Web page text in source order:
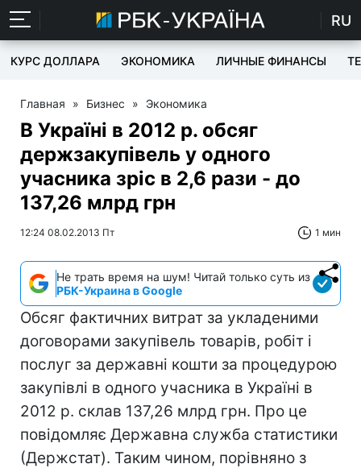
RU
КУРС ДОЛЛАРА ЭКОНОМИКА ЛИЧНЫЕ ФИНАНСЫ
Главная » Бизнес » Экономика
В Україні в 2012 р. обсяг
держзакупівель у одного
учасника зріс в 2,6 рази - до
137,26 млрд грн
12:24 08.02.2013 Пт 1 мин
Не трать время на шум! Читай только суть из
РБК-Украина в Google
Обсяг фактичних витрат за укладеними
договорами закупівель товарів, робіт і
послуг за державні кошти за процедурою
закупівлі в одного учасника в Україні в
2012 р. склав 137,26 млрд грн. Про це
повідомляє Державна служба статистики
(Держстат). Таким чином, порівняно з